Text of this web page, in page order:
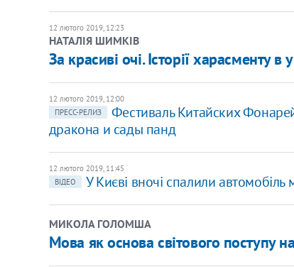
12 лютого 2019, 12:23
НАТАЛІЯ ШИМКІВ
За красиві очі. Історії харасменту в
12 лютого 2019, 12:00
ПРЕСС-РЕЛИЗ
Фестиваль Китайских
дракона и сады панд
12 лютого 2019, 11:45
ВІДЕО
У Києві вночі спалили
МИКОЛА ГОЛОМША
Мова як основа світового поступу